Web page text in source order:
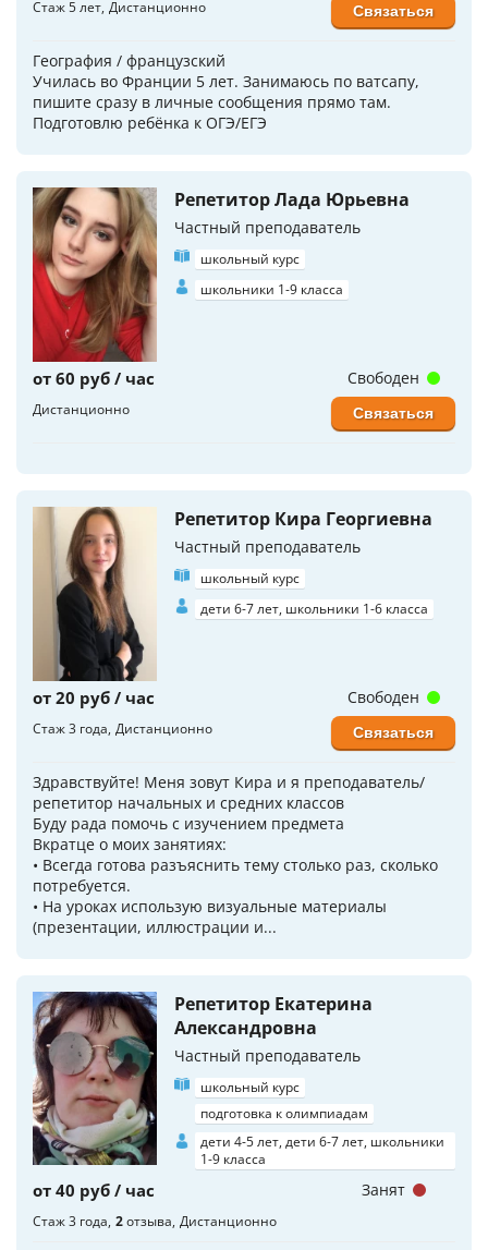
Стаж 5 лет Дистанционно
География / французский
Училась во Франции 5 лет. Занимаюсь по ватсапу,
пишите сразу в личные сообщения прямо там.
Подготовлю ребёнка к ОГЭ/ЕГЭ
Связаться
Репетитор Лада Юрьевна
Частный преподаватель
школьный курс
школьники 1-9 класса
от 60 руб / час
Дистанционно
Свободен
Связаться
Репетитор Кира Георгиевна
Частный преподаватель
школьный курс
дети 6-7 лет, школьники 1-6 класса
от 20 руб / час
Стаж 3 года Дистанционно
Здравствуйте! Меня зовут Кира и я преподаватель/
репетитор начальных и средних классов
Буду рада помочь с изучением предмета
Вкратце о моих занятиях:
• Всегда готова разъяснить тему столько раз, сколько
потребуется.
• На уроках использую визуальные материалы
(презентации, иллюстрации и...
Свободен
Связаться
Репетитор Екатерина
Александровна
Частный преподаватель
школьный курс
подготовка к олимпиадам
дети 4-5 лет, дети 6-7 лет, школьники
1-9 класса
от 40 руб / час
Стаж 3 года 2отзыва Дистанционно
Занят